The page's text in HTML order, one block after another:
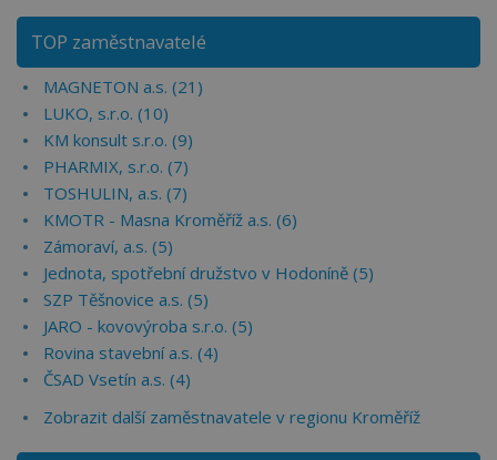
TOP zaměstnavatelé
MAGNETON a.s. (21)
LUKO, s.r.o. (10)
KM konsult s.r.o. (9)
PHARMIX, s.r.o. (7)
TOSHULIN, a.s. (7)
KMOTR - Masna Kroměříž a.s. (6)
Zámoraví, a.s. (5)
Jednota, spotřební družstvo v Hodoníně (5)
SZP Těšnovice a.s. (5)
JARO - kovovýroba s.r.o. (5)
Rovina stavební a.s. (4)
ČSAD Vsetín a.s. (4)
Zobrazit další zaměstnavatele v regionu Kroměříž